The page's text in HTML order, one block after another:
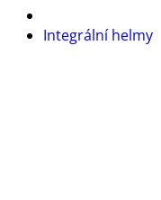
Integrální helmy